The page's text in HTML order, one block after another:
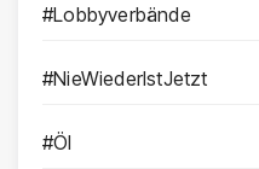
#Lobbyverbände
#NieWiederIstJetzt
#Öl